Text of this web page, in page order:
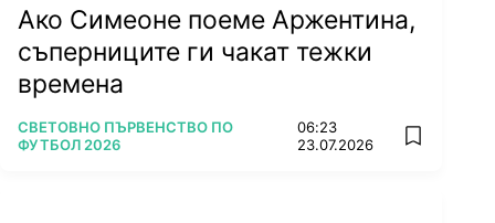
Ако Симеоне поеме Аржентина,
съперниците ги чакат тежки
времена
ПОВЕЧЕ ОТ
СВЕТОВНО ПЪРВЕНСТВО ПО
ФУТБОЛ 2026
06:23
23.07.2026
add